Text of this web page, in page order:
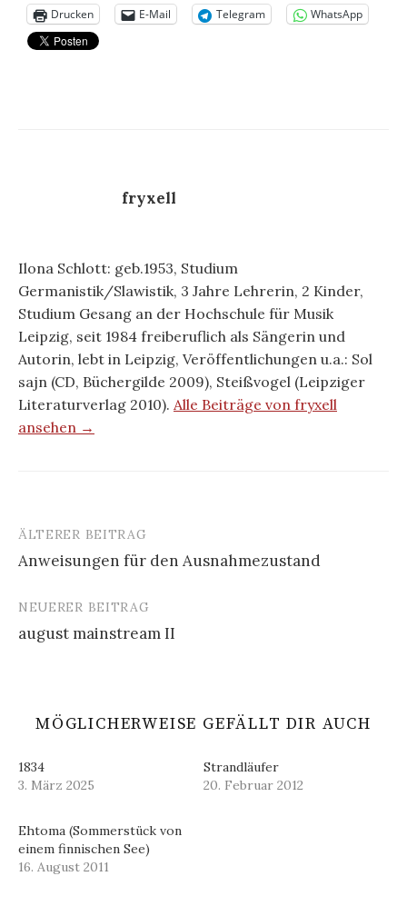
Drucken E-Mail Telegram WhatsApp
fryxell
Ilona Schlott: geb.1953, Studium
Germanistik/Slawistik, 3 Jahre Lehrerin, 2 Kinder,
Studium Gesang an der Hochschule für Musik
Leipzig, seit 1984 freiberuflich als Sängerin und
Autorin, lebt in Leipzig, Veröffentlichungen u.a.: Sol
sajn (CD, Büchergilde 2009), Steißvogel (Leipziger
Literaturverlag 2010). Alle Beiträge von fryxell
ansehen →
Beitrags-
Navigation
ÄLTERER BEITRAG
Anweisungen für den Ausnahmezustand
NEUERER BEITRAG
august mainstream II
MÖGLICHERWEISE GEFÄLLT DIR AUCH
1834
3. März 2025
Strandläufer
20. Februar 2012
Ehtoma (Sommerstück von
einem finnischen See)
16. August 2011